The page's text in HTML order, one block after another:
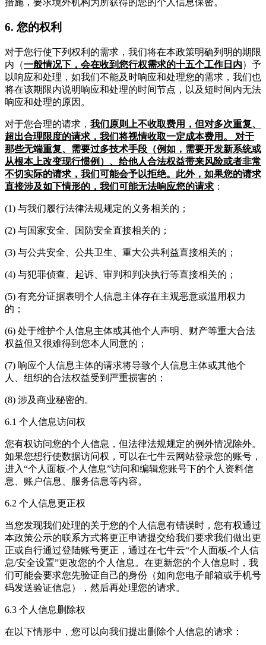
6. 您的权利
对于您行使下列权利的需求，我们将在本政策明确列明的期限
内（一般情况下，会在收到您行权需求的十五个工作日内）予
以响应和处理，如我们不能及时响应和处理您的需求，我们也
将在该期限内说明响应和处理的时间节点，以及短时间内无法
响应和处理的原因。
对于您合理的请求， 我们原则上不收取费用，但对多次重复、
超出合理限度的请求，我们将视情收取一定成本费用。 对于
那些无端重复、需要过多技术手段（例如，需要开发新系统或
从根本上改变现行惯例）、给他人合法权益带来风险或者非常
不切实际的请求，我们可能会予以拒绝。此外，如果您的请求
直接涉及如下情形的，我们可能无法响应您的请求 ：
(1) 与我们履行法律法规规定的义务相关的；
(2) 与国家安全、国防安全直接相关的；
(3) 与公共安全、公共卫生、重大公共利益直接相关的；
(4) 与犯罪侦查、起诉、审判和判决执行等直接相关的；
(5) 有充分证据表明个人信息主体存在主观恶意或滥用权力
的；
(6) 处于维护个人信息主体或其他个人声明、财产等重大合法
权益但又很难得到您本人同意的；
(7) 响应个人信息主体的请求将导致个人信息主体或其他个
人、组织的合法权益受到严重损害的；
(8) 涉及商业秘密的。
6.1 个人信息访问权
您有权访问您的个人信息，但法律法规规定的例外情况除外。
如果您想行使数据访问权，可以在七牛云网站登录您的账号，
进入“个人面板-个人信息”访问和编辑您账号下的个人资料信
息、账户信息、服务信息等内容。
6.2 个人信息更正权
当您发现我们处理的关于您的个人信息有错误时，您有权通过
本政策公示的联系方式将更正申请提交给我们要求我们做出更
正或自行通过登陆账号更正，通过在七牛云“个人面板-个人信
息/安全设置”更改您的个人信息。在更新您的个人信息时，我
们可能会要求您先验证自己的身份（如向您电子邮箱或手机号
码发送验证信息），然后再处理您的请求。
6.3 个人信息删除权
在以下情形中，您可以向我们提出删除个人信息的请求：